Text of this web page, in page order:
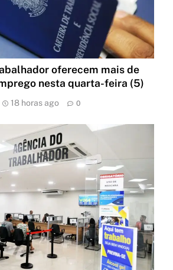
oferecem mais de
nesta quarta-feira (5)
18 horas ago 0